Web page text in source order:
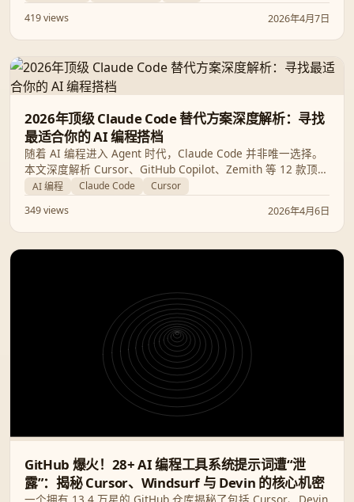
险及开发体验等维度，助你找到最适合的 AI 编程拍档。
419 views
2026年4月7日
2026年顶级 Claude Code 替代方案深度解析：寻找
最适合你的 AI 编程搭档
随着 AI 编程进入 Agent 时代，Claude Code 并非唯一选择。
本文深度解析 Cursor、GitHub Copilot、Zemith 等 12 款顶级
替代方案，对比性能、价格与适用场景，助你构建完美开发工
作流。
AI 编程 Claude Code
Cursor
349 views
2026年4月6日
GitHub 爆火！28+ AI 编程工具系统提示词遭“泄
露”：揭秘 Cursor、Windsurf 与 Devin 的核心机密